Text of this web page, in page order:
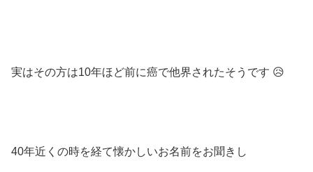
実はその方は10年ほど前に癌で他界されたそうです 😥
40年近くの時を経て懐かしいお名前をお聞きし